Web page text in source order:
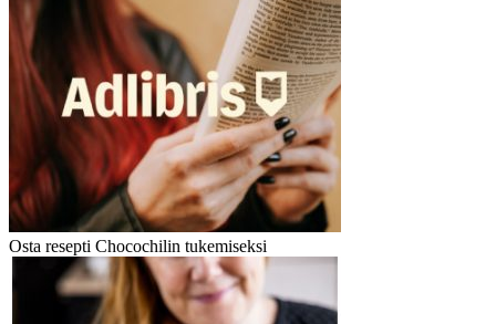
Osta resepti Chocochilin tukemiseksi